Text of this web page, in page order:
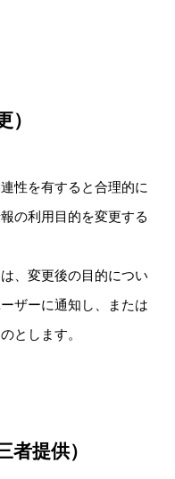
性を有すると合理的に
の利用目的を変更する
、変更後の目的につい
ザーに通知し、または
とします。
提供）